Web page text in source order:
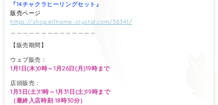
『14チャクラヒーリングセット』
販売ページ
https://shop.elfhame-crystal.com/56341/
【販売期間】
ウェブ販売：
1月1日(木)0時～1月26日(月)19時まで
店頭販売：
1月3日(土)11時～1月31日(土)19時まで
（最終入店時刻 18時30分）